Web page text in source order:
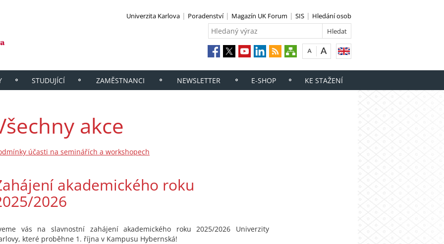
Univerzita Karlova Poradenství Magazín UK Forum SIS Hledání osob
STUDUJÍCÍ ZAMĚSTNANCI NEWSLETTER E-SHOP KE STAŽENÍ
akce
účasti na seminářích a workshopech
akademického roku
2026
vás na slavnostní zahájení akademického roku 2025/2026 Univerzity
které proběhne 1. října v Kampusu Hybernská!